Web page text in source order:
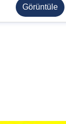
Görüntüle